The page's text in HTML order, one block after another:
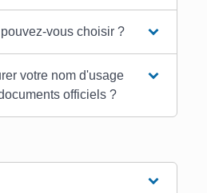
vous choisir ?
votre nom d'usage
officiels ?